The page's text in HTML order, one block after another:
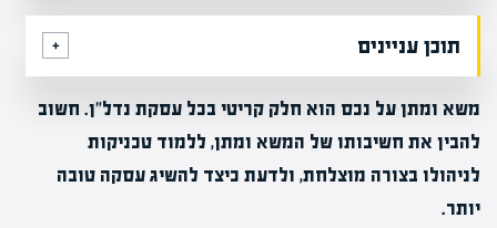
תוכן עניינים
משא ומתן על נכס הוא חלק קריטי בכל עסקת נדל"ן. חשוב
להבין את חשיבותו של המשא ומתן, ללמוד טכניקות
לניהולו בצורה מוצלחת, ולדעת כיצד להשיג עסקה טובה
יותר.